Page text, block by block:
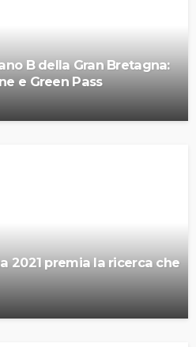
B della Gran Bretagna:
e Green Pass
2021 premia la ricerca che